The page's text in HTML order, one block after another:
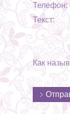
Телефон:
Текст:
Как